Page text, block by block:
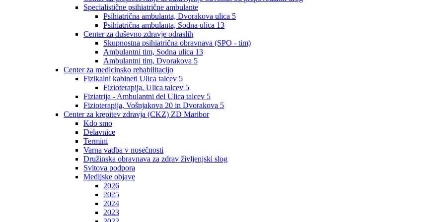
Specialistične psihiatrične ambulante
Psihiatrična ambulanta, Dvorakova ulica 5
Psihiatrična ambulanta, Sodna ulica 13
Center za duševno zdravje odraslih
Skupnostna psihiatrična obravnava (SPO - tim)
Ambulantni tim, Sodna ulica 13
Ambulantni tim, Dvorakova 5
Center za medicinsko rehabilitacijo
Fizikalni kabineti Ulica talcev 5
Fizioterapija, Ulica talcev 5
Fiziatrija - Ambulantni del Ulica talcev 5
Fizioterapija, Vošnjakova 20 in Dvorakova 5
Center za krepitev zdravja (CKZ) ZD Maribor
Kdo smo
Delavnice
Termini
Varna vadba v nosečnosti
Družinska obravnava za zdrav življenjski slog
Svitova podpora
Medijske objave
2026
2025
2024
2023